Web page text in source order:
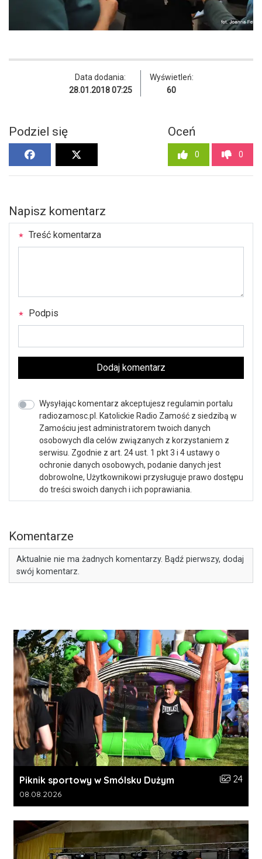
Data dodania:
28.01.2018 07:25
Wyświetleń:
60
Podziel się Oceń
0 0
Napisz komentarz
Treść komentarza
Podpis
Dodaj komentarz
Wysyłając komentarz akceptujesz regulamin portalu
radiozamosc.pl. Katolickie Radio Zamość z siedzibą w
Zamościu jest administratorem twoich danych
osobowych dla celów związanych z korzystaniem z
serwisu. Zgodnie z art. 24 ust. 1 pkt 3 i 4 ustawy o
ochronie danych osobowych, podanie danych jest
dobrowolne, Użytkownikowi przysługuje prawo dostępu
do treści swoich danych i ich poprawiania.
Komentarze
Aktualnie nie ma żadnych komentarzy. Bądź pierwszy, dodaj
swój komentarz.
Piknik sportowy w Smólsku Dużym Liczba
24
Data dodania galerii:
08.08.2026